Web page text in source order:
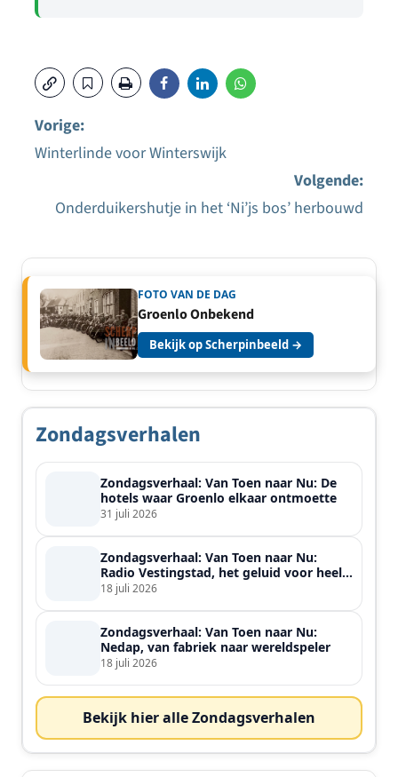
navigatie
Vorige:
Winterlinde voor Winterswijk
Volgende:
Onderduikershutje in het ‘Ni’js bos’ herbouwd
FOTO VAN DE DAG
Groenlo Onbekend
Bekijk op Scherpinbeeld →
Zondagsverhalen
Zondagsverhaal: Van Toen naar Nu: De
hotels waar Groenlo elkaar ontmoette
31 juli 2026
Zondagsverhaal: Van Toen naar Nu:
Radio Vestingstad, het geluid voor heel
de streek
18 juli 2026
Zondagsverhaal: Van Toen naar Nu:
Nedap, van fabriek naar wereldspeler
18 juli 2026
Bekijk hier alle Zondagsverhalen